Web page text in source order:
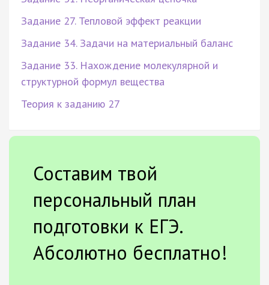
Задание 27. Тепловой эффект реакции
Задание 34. Задачи на материальный баланс
Задание 33. Нахождение молекулярной и
структурной формул вещества
Теория к заданию 27
Составим твой
персональный план
подготовки к ЕГЭ.
Абсолютно бесплатно!